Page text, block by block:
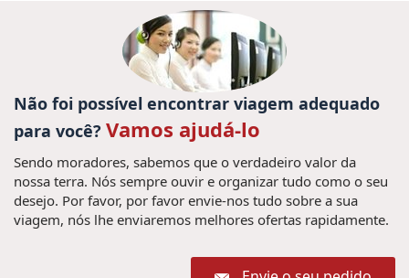
viajes a myanmar (1) , Férias Myanmar (1) ,
Viagens à Tailândia, Viagem à
Tailândia, Férias na Tâilandia, Férias na
Tailândia, Viaja à Tailândia, Visitar à
Tailândia, Viagem em família Tailândia,
Excurcoes Tailândia, Turismo na
Tailândia, Viagem barata à Tailândia,
Pacotes de viag (1) ,Férias Camboja (5)
,Camboja (1) , Tours privados en Vietnam (1) ,viagem
Não foi possível encontrar viagem adequado
para você? Vamos ajudá-lo
Sendo moradores, sabemos que o verdadeiro valor da
nossa terra. Nós sempre ouvir e organizar tudo como o seu
desejo. Por favor, por favor envie-nos tudo sobre a sua
viagem, nós lhe enviaremos melhores ofertas rapidamente.